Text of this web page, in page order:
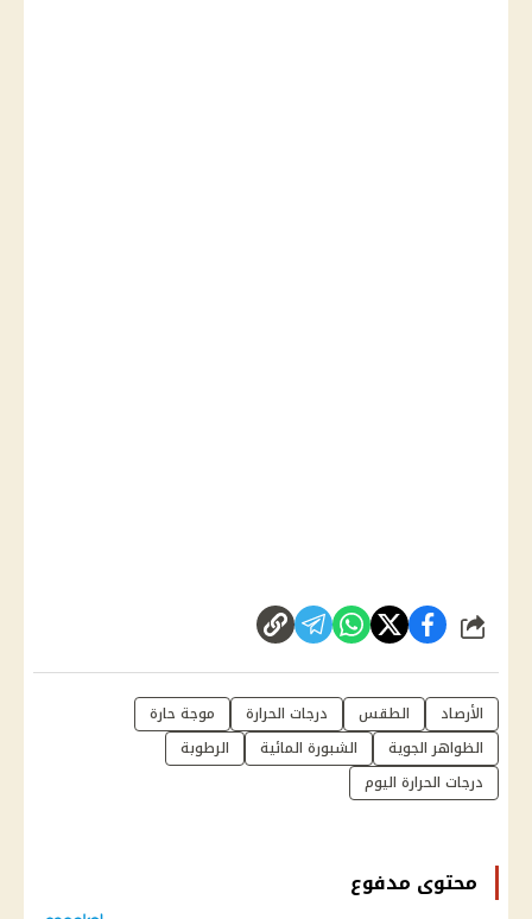
شارك
الأرصاد الطقس درجات الحرارة
موجة حارة
الظواهر الجوية
الشبورة المائية
الرطوبة
درجات الحرارة اليوم
محتوى مدفوع